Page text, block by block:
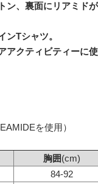
ン、裏面にリアミド
ンTシャツ。
クティビティーに使
を使用）
胸囲(cm)
84-92